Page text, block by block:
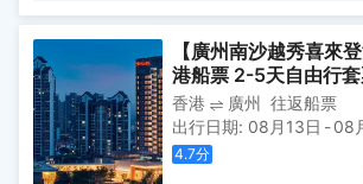
與南洋風情的輕鬆茶室精品酒店，在經典
嶺南文化的歸屬感。 客棧共五層，一層為
五層為客房，寬敞、舒適、風格各異的客
閒暢談的石奧茶室，主要提供早餐、茶點、
務；同時亦與中國大陸獲得“五金錨”獎的南
會/婚宴/會議、中西式餐飲、遊艇觀光/租賃
驗、遊艇帆船駕證考取等不同種服務功能，
的休閒度假空間。
【廣州南沙越秀喜來
港船票 2-5天自由行
香港 廣州 往返船票
出行日期: 08月13日 -08
4.7分